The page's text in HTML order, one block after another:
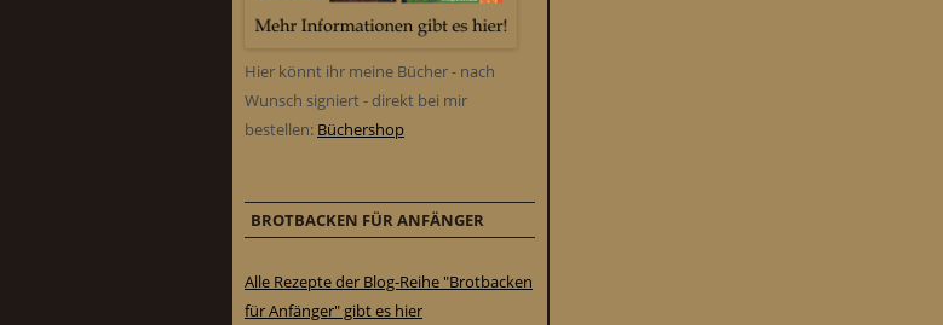
Hier könnt ihr meine Bücher - nach
Wunsch signiert - direkt bei mir
bestellen: Büchershop
BROTBACKEN FÜR ANFÄNGER
Alle Rezepte der Blog-Reihe "Brotbacken
für Anfänger" gibt es hier